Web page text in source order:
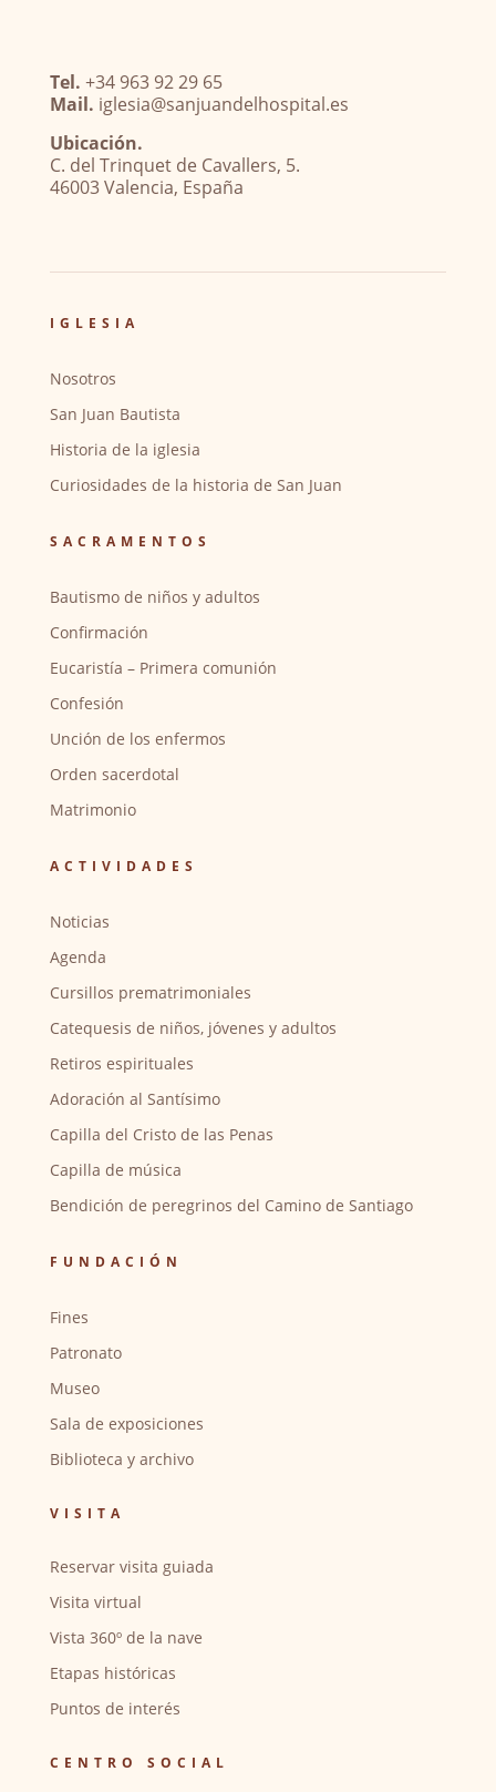
Tel. +34 963 92 29 65
Mail. iglesia@sanjuandelhospital.es
Ubicación.
C. del Trinquet de Cavallers, 5.
46003 Valencia, España
IGLESIA
Nosotros
San Juan Bautista
Historia de la iglesia
Curiosidades de la historia de San Juan
SACRAMENTOS
Bautismo de niños y adultos
Confirmación
Eucaristía – Primera comunión
Confesión
Unción de los enfermos
Orden sacerdotal
Matrimonio
ACTIVIDADES
Noticias
Agenda
Cursillos prematrimoniales
Catequesis de niños, jóvenes y adultos
Retiros espirituales
Adoración al Santísimo
Capilla del Cristo de las Penas
Capilla de música
Bendición de peregrinos del Camino de Santiago
FUNDACIÓN
Fines
Patronato
Museo
Sala de exposiciones
Biblioteca y archivo
VISITA
Reservar visita guiada
Visita virtual
Vista 360º de la nave
Etapas históricas
Puntos de interés
CENTRO SOCIAL